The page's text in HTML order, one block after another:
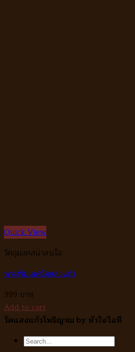
Quick View
วัตถุมงคลน่าสนใจ
พระพิฆเนศวัดแสงแก้ว
399
Add to cart
วัดแสงแก้วโพธิญาณ by หัวใจไอที
Search